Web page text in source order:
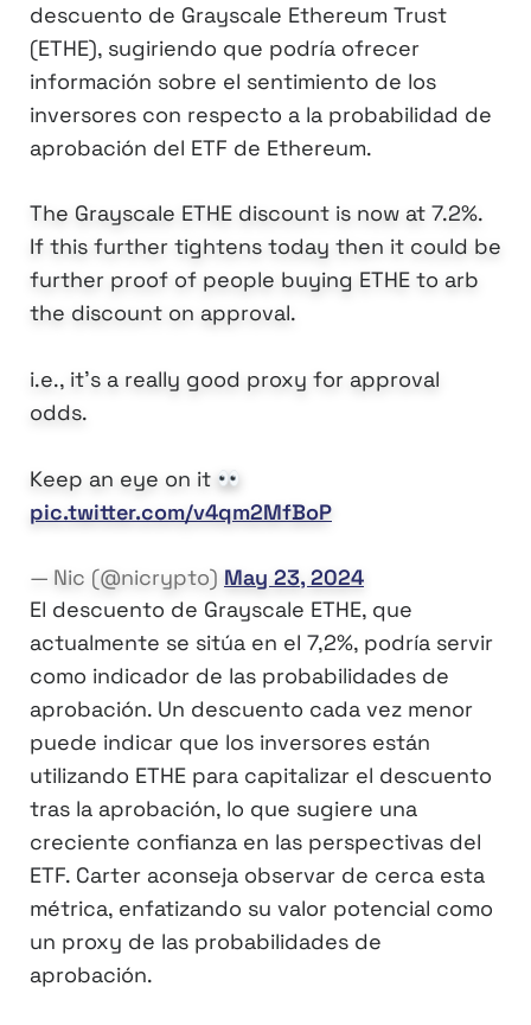
descuento de Grayscale Ethereum Trust
(ETHE), sugiriendo que podría ofrecer
información sobre el sentimiento de los
inversores con respecto a la probabilidad de
aprobación del ETF de Ethereum.
The Grayscale ETHE discount is now at 7.2%.
If this further tightens today then it could be
further proof of people buying ETHE to arb
the discount on approval.
i.e., it's a really good proxy for approval
odds.
Keep an eye on it
pic.twitter.com/v4qm2MfBoP
— Nic (@nicrypto) May 23, 2024
El descuento de Grayscale ETHE, que
actualmente se sitúa en el 7,2%, podría servir
como indicador de las probabilidades de
aprobación. Un descuento cada vez menor
puede indicar que los inversores están
utilizando ETHE para capitalizar el descuento
tras la aprobación, lo que sugiere una
creciente confianza en las perspectivas del
ETF. Carter aconseja observar de cerca esta
métrica, enfatizando su valor potencial como
un proxy de las probabilidades de
aprobación.